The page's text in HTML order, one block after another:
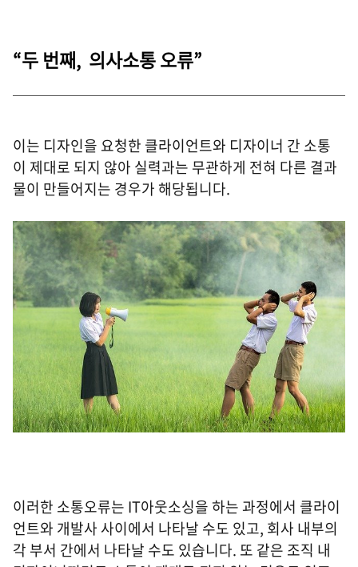
“두 번째, 의사소통 오류”
이는 디자인을 요청한 클라이언트와 디자이너 간 소통
이 제대로 되지 않아 실력과는 무관하게 전혀 다른 결과
물이 만들어지는 경우가 해당됩니다.
이러한 소통오류는 IT아웃소싱을 하는 과정에서 클라이
언트와 개발사 사이에서 나타날 수도 있고, 회사 내부의
각 부서 간에서 나타날 수도 있습니다. 또 같은 조직 내